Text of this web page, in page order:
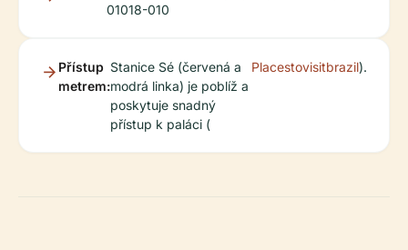
01018-010
Přístup
metrem:
Stanice Sé (červená a
modrá linka) je poblíž a
poskytuje snadný
přístup k paláci (
Placestovisitbrazil).